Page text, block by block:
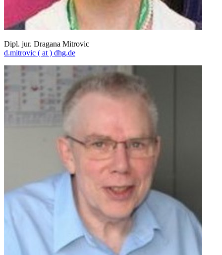
Dipl. jur. Dragana Mitrovic
d.mitrovic ( at ) dhg.de